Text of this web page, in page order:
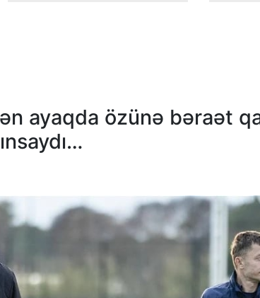
ayaqda özünə bəraət